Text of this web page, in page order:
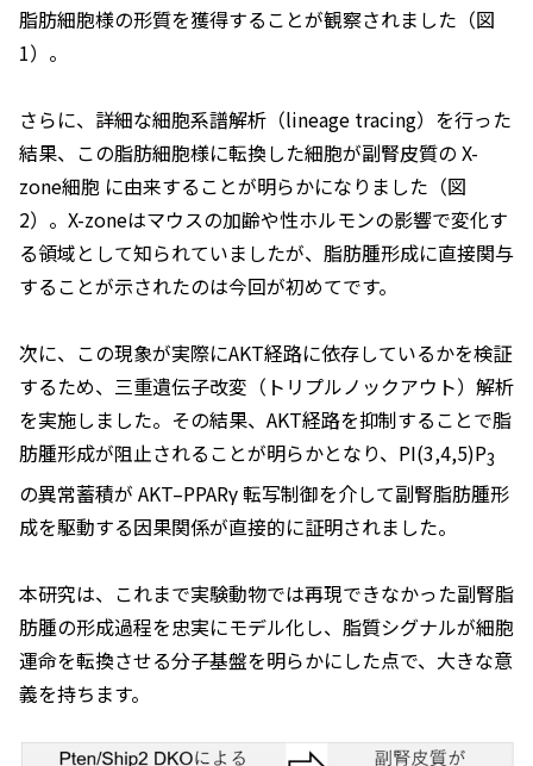
脂肪細胞様の形質を獲得することが観察されました（図
1）。
さらに、詳細な細胞系譜解析（lineage tracing）を行った
結果、この脂肪細胞様に転換した細胞が副腎皮質の X-
zone細胞 に由来することが明らかになりました（図
2）。X-zoneはマウスの加齢や性ホルモンの影響で変化す
る領域として知られていましたが、脂肪腫形成に直接関与
することが示されたのは今回が初めてです。
次に、この現象が実際にAKT経路に依存しているかを検証
するため、三重遺伝子改変（トリプルノックアウト）解析
を実施しました。その結果、AKT経路を抑制することで脂
肪腫形成が阻止されることが明らかとなり、PI(3,4,5)P3
の異常蓄積が AKT–PPARγ 転写制御を介して副腎脂肪腫形
成を駆動する因果関係が直接的に証明されました。
本研究は、これまで実験動物では再現できなかった副腎脂
肪腫の形成過程を忠実にモデル化し、脂質シグナルが細胞
運命を転換させる分子基盤を明らかにした点で、大きな意
義を持ちます。